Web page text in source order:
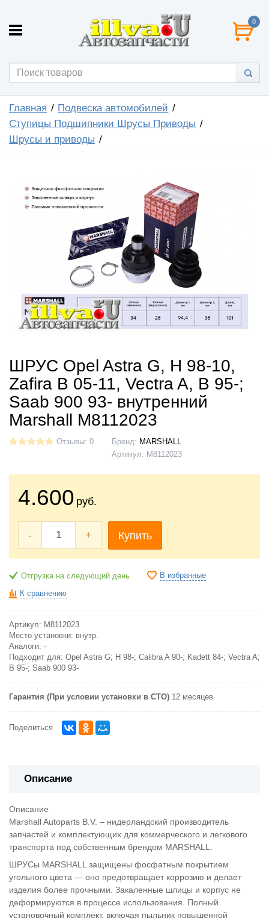
0
Главная
Подвеска автомобилей
Ступицы Подшипники Шрусы Приводы
Шрусы и приводы
ШРУС Opel Astra G, H 98-10,
Zafira B 05-11, Vectra A, B 95-;
Saab 900 93- внутренний
Marshall M8112023
Отзывы: 0 Бренд: MARSHALL
Артикул: M8112023
4.600 руб.
- + Купить
Отгрузка на следующий день В избранные
К сравнению
Артикул: M8112023
Место установки: внутр.
Аналоги: -
Подходит для: Opel Astra G; H 98-; Calibra A 90-; Kadett 84-; Vectra A;
B 95-; Saab 900 93-
Гарантия (При условии установки в СТО) 12 месяцев
Поделиться
Описание
Описание
Marshall Autoparts B.V. – нидерландский производитель
запчастей и комплектующих для коммерческого и легкового
транспорта под собственным брендом MARSHALL.
ШРУСы MARSHALL защищены фосфатным покрытием
угольного цвета — оно предотвращает коррозию и делает
изделия более прочными. Закаленные шлицы и корпус не
деформируются в процессе использования. Полный
установочный комплект, включая пыльник повышенной